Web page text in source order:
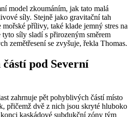
model zkoumáním, jak tato malá
síly. Stejně jako gravitační tah
přílivy, také klade jemný stres na
síly sladí s přirozeným směrem
zemětřesení se zvyšuje, řekla Thomas.
pod Severní
zahrnuje pět pohyblivých částí místo
přičemž dvě z nich jsou skryté hluboko
kaskádové subdukční zóny tým